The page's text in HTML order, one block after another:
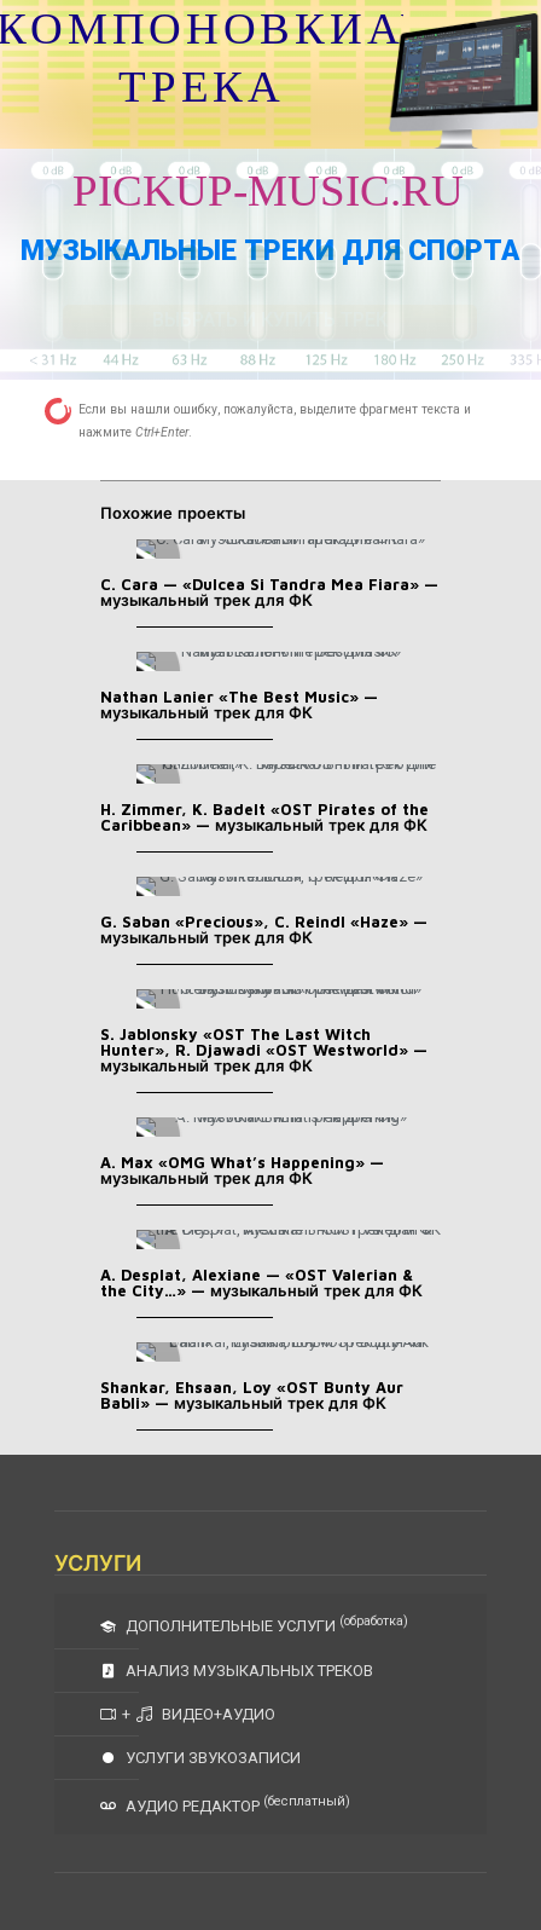
ТРЕКА
PICKUP-MUSIC.RU
МУЗЫКАЛЬНЫЕ ТРЕКИ ДЛЯ СПОРТА
Если вы нашли ошибку, пожалуйста, выделите фрагмент текста и
нажмите Ctrl+Enter.
Похожие проекты
C. Cara — «Dulcea Si Tandra Mea Fiara» —
музыкальный трек для ФК
Nathan Lanier «The Best Music» —
музыкальный трек для ФК
H. Zimmer, K. Badelt «OST Pirates of the
Caribbean» — музыкальный трек для ФК
G. Saban «Precious», C. Reindl «Haze» —
музыкальный трек для ФК
S. Jablonsky «OST The Last Witch
Hunter», R. Djawadi «OST Westworld» —
музыкальный трек для ФК
A. Max «OMG What’s Happening» —
музыкальный трек для ФК
A. Desplat, Alexiane — «OST Valerian &
the City…» — музыкальный трек для ФК
Shankar, Ehsaan, Loy «OST Bunty Aur
Babli» — музыкальный трек для ФК
УСЛУГИ
ДОПОЛНИТЕЛЬНЫЕ УСЛУГИ (обработка)
АНАЛИЗ МУЗЫКАЛЬНЫХ ТРЕКОВ
+ ВИДЕО+АУДИО
УСЛУГИ ЗВУКОЗАПИСИ
АУДИО РЕДАКТОР (бесплатный)